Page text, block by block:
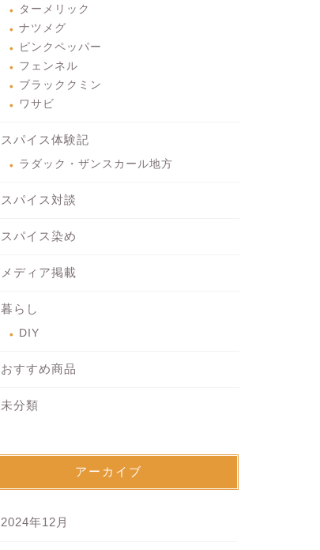
ターメリック
ナツメグ
ピンクペッパー
フェンネル
ブラッククミン
ワサビ
スパイス体験記
ラダック・ザンスカール地方
スパイス対談
スパイス染め
メディア掲載
暮らし
DIY
おすすめ商品
未分類
アーカイブ
2024年12月